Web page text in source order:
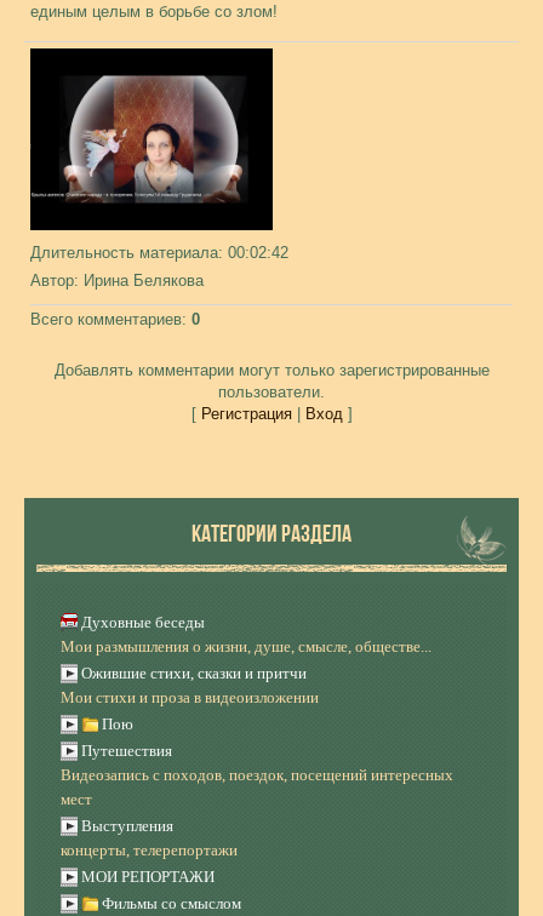
единым целым в борьбе со злом!
Длительность материала: 00:02:42
Автор: Ирина Белякова
Всего комментариев: 0
Добавлять комментарии могут только зарегистрированные
пользователи.
[ Регистрация| Вход]
КАТЕГОРИИ РАЗДЕЛА
Духовные беседы
Мои размышления о жизни, душе, смысле, обществе...
Ожившие стихи, сказки и притчи
Мои стихи и проза в видеоизложении
Пою
Путешествия
Видеозапись с походов, поездок, посещений интересных
мест
Выступления
концерты, телерепортажи
МОИ РЕПОРТАЖИ
Фильмы со смыслом